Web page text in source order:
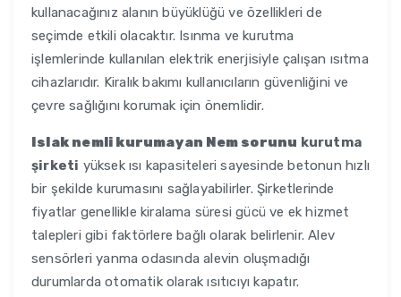
kullanacağınız alanın büyüklüğü ve özellikleri de
seçimde etkili olacaktır. Isınma ve kurutma
işlemlerinde kullanılan elektrik enerjisiyle çalışan ısıtma
cihazlarıdır. Kiralık bakımı kullanıcıların güvenliğini ve
çevre sağlığını korumak için önemlidir.
Islak nemli kurumayan Nem sorunu kurutma
şirketi yüksek ısı kapasiteleri sayesinde betonun hızlı
bir şekilde kurumasını sağlayabilirler. Şirketlerinde
fiyatlar genellikle kiralama süresi gücü ve ek hizmet
talepleri gibi faktörlere bağlı olarak belirlenir. Alev
sensörleri yanma odasında alevin oluşmadığı
durumlarda otomatik olarak ısıtıcıyı kapatır.